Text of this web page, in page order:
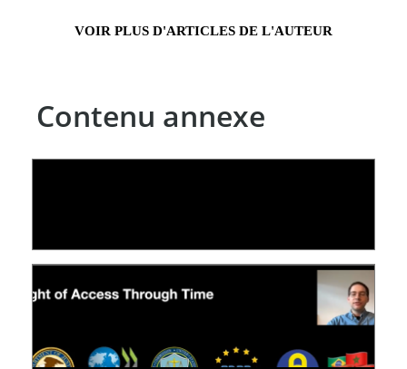
VOIR PLUS D'ARTICLES DE L'AUTEUR
Contenu annexe